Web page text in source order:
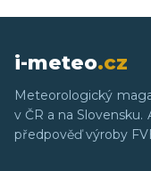
i-meteo.cz
Meteorologický
v ČR a na
předpověď výroby